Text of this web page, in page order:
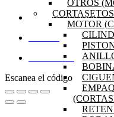
OTROS
CORTASETOS
MOTOR
PREGUNTAS FRECUENTES
DISTRIBUIDORES
Escanea el código